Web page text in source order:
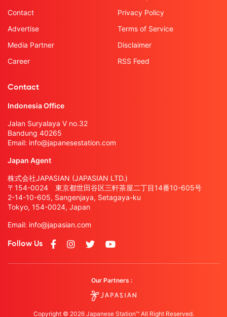
Contact
Advertise
Media Partner
Career
Privacy Policy
Terms of Service
Disclaimer
RSS Feed
Contact
Indonesia Office
Jalan Suryalaya V no.32
Bandung 40265
Email: info@japanesestation.com
Japan Agent
株式会社JAPASIAN (JAPASIAN LTD.)
〒154-0024 東京都世田谷区三軒茶屋二丁目14番10-605号
2-14-10-605, Sangenjaya, Setagaya-ku
Tokyo, 154-0024, Japan
Email: info@japasian.com
Follow Us
Our Partners :
Copyright © 2026 Japanese Station™ All Right Reserved.